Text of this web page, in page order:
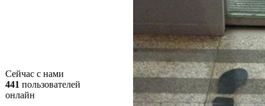
Сейчас с нами
441 пользователей
онлайн